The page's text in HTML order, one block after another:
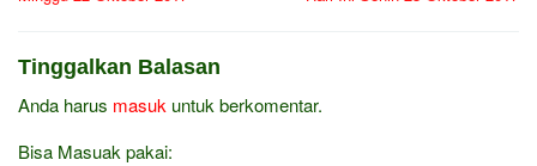
Tinggalkan Balasan
Anda harus masuk untuk berkomentar.
Bisa Masuak pakai: